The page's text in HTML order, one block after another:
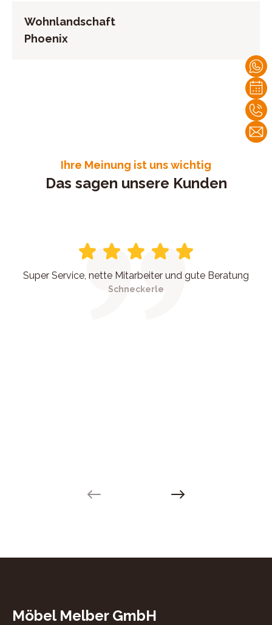
Wohnlandschaft
Phoenix
Ihre Meinung ist uns wichtig
Das sagen unsere Kunden
Super Service, nette Mitarbeiter und gute Beratung
Schneckerle
Next slide
Möbel Melber GmbH